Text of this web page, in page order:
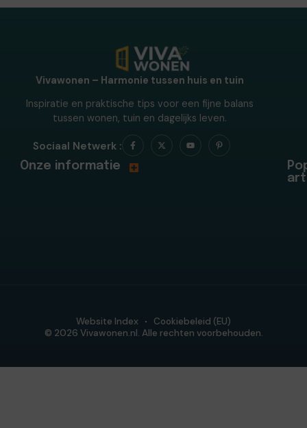
Vivawonen – Harmonie tussen huis en tuin
Inspiratie en praktische tips voor een fijne balans
tussen wonen, tuin en dagelijks leven.
Sociaal Netwerk :
Onze informatie
© 2026 Vivawonen.nl. Alle rechten voorbehouden.
Website Index Cookiebeleid (EU)